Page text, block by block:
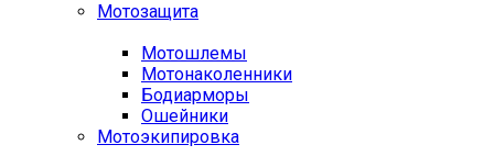
Мотозащита
Мотошлемы
Мотонаколенники
Бодиарморы
Ошейники
Мотоэкипировка